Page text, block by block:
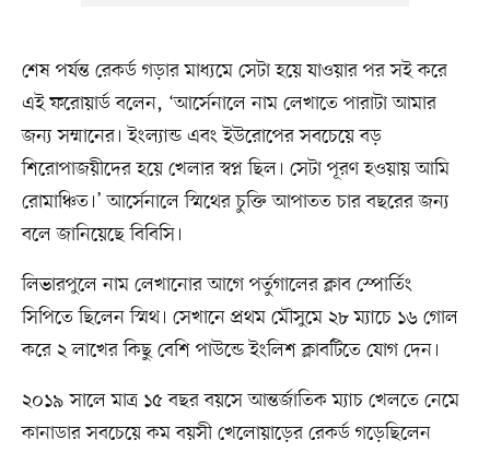
শেষ পর্যন্ত রেকর্ড গড়ার মাধ্যমে সেটা হয়ে যাওয়ার পর সই করে
এই ফরোয়ার্ড বলেন, ‘আর্সেনালে নাম লেখাতে পারাটা আমার
জন্য সম্মানের। ইংল্যান্ড এবং ইউরোপের সবচেয়ে বড়
শিরোপাজয়ীদের হয়ে খেলার স্বপ্ন ছিল। সেটা পূরণ হওয়ায় আমি
রোমাঞ্চিত।’ আর্সেনালে স্মিথের চুক্তি আপাতত চার বছরের জন্য
বলে জানিয়েছে বিবিসি।
লিভারপুলে নাম লেখানোর আগে পর্তুগালের ক্লাব স্পোর্তিং
সিপিতে ছিলেন স্মিথ। সেখানে প্রথম মৌসুমে ২৮ ম্যাচে ১৬ গোল
করে ২ লাখের কিছু বেশি পাউন্ডে ইংলিশ ক্লাবটিতে যোগ দেন।
২০১৯ সালে মাত্র ১৫ বছর বয়সে আন্তর্জাতিক ম্যাচ খেলতে নেমে
কানাডার সবচেয়ে কম বয়সী খেলোয়াড়ের রেকর্ড গড়েছিলেন